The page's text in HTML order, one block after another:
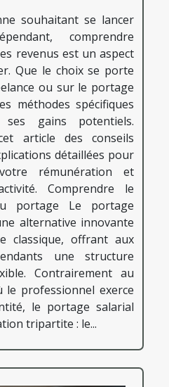
souhaitant se lancer
comprendre
revenus est un aspect
Que le choix se porte
ou sur le portage
méthodes spécifiques
gains potentiels.
article des conseils
détaillées pour
rémunération et
Comprendre le
portage Le portage
alternative innovante
classique, offrant aux
une structure
Contrairement au
professionnel exerce
le portage salarial
tripartite : le...